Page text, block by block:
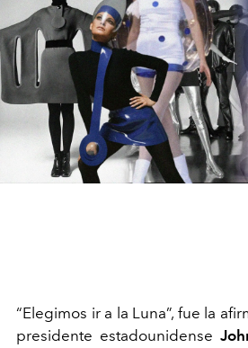
“Elegimos ir a la Luna”, fue la
presidente estadounidense